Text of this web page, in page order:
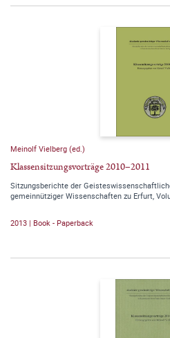
Meinolf Vielberg (ed.)
Klassensitzungsvorträge 2010–2011
Sitzungsberichte der
gemeinnütziger Wissenschaften zu Erfurt,
2013 | Book - Paperback